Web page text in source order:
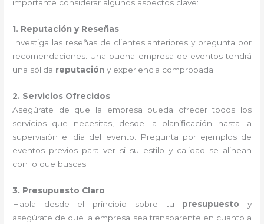
importante considerar algunos aspectos clave:
1. Reputación y Reseñas
Investiga las reseñas de clientes anteriores y pregunta por
recomendaciones. Una buena empresa de eventos tendrá
una sólida reputación y experiencia comprobada.
2. Servicios Ofrecidos
Asegúrate de que la empresa pueda ofrecer todos los
servicios que necesitas, desde la planificación hasta la
supervisión el día del evento. Pregunta por ejemplos de
eventos previos para ver si su estilo y calidad se alinean
con lo que buscas.
3. Presupuesto Claro
Habla desde el principio sobre tu presupuesto y
asegúrate de que la empresa sea transparente en cuanto a